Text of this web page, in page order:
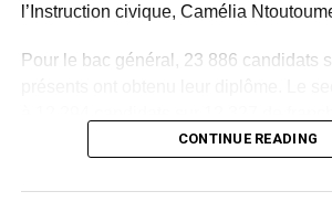
l’Instruction civique, Camélia
Pour le bac général, 23 886 candidats
étape, soit un taux de réussite de 99,73
CONTINUE READING